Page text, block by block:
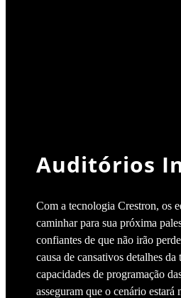
Auditórios
Com a tecnologia Crestron, os
caminhar para sua próxima
confiantes de que não irão
causa de cansativos detalhes
capacidades de programação
asseguram que o cenário